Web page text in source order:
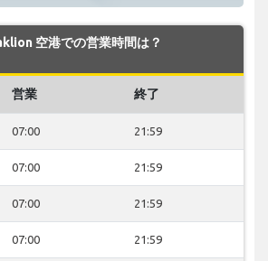
空港での営業時間は？
営業 終了
07:00 21:59
07:00 21:59
07:00 21:59
07:00 21:59